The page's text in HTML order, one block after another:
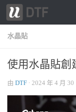
跳轉至內容
水晶貼
使用水晶貼創
由 DTF · 2024 年 4 月 30